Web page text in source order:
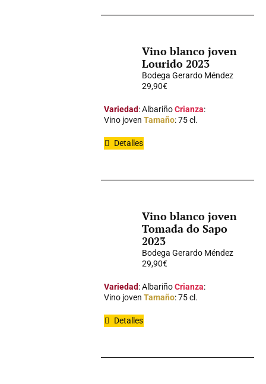
Vino blanco joven
Lourido 2023
Bodega Gerardo Méndez
29,90€
Variedad: AlbariñoCrianza:
Vino joven Tamaño: 75 cl.
Detalles
Vino blanco joven
Tomada do Sapo
2023
Bodega Gerardo Méndez
29,90€
Variedad: AlbariñoCrianza:
Vino joven Tamaño: 75 cl.
Detalles